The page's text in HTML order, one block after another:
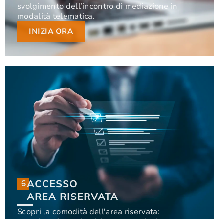
svolgimento dell’incontro di mediazione in
modalità telematica.
INIZIA ORA
svolgimento dell’incontro di mediazione in
modalità telematica.
INIZIA ORA
6ACCESSO
AREA RISERVATA
Scopri la comodità dell'area riservata:
6
ACCESSO
AREA RISERVATA